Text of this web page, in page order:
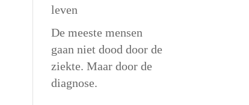
leven
De meeste mensen
gaan niet dood door de
ziekte. Maar door de
diagnose.